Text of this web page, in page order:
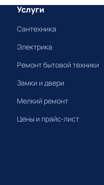
Услуги
Сантехника
Электрика
Ремонт бытовой техники
Замки и двери
Мелкий ремонт
Цены и прайс-лист